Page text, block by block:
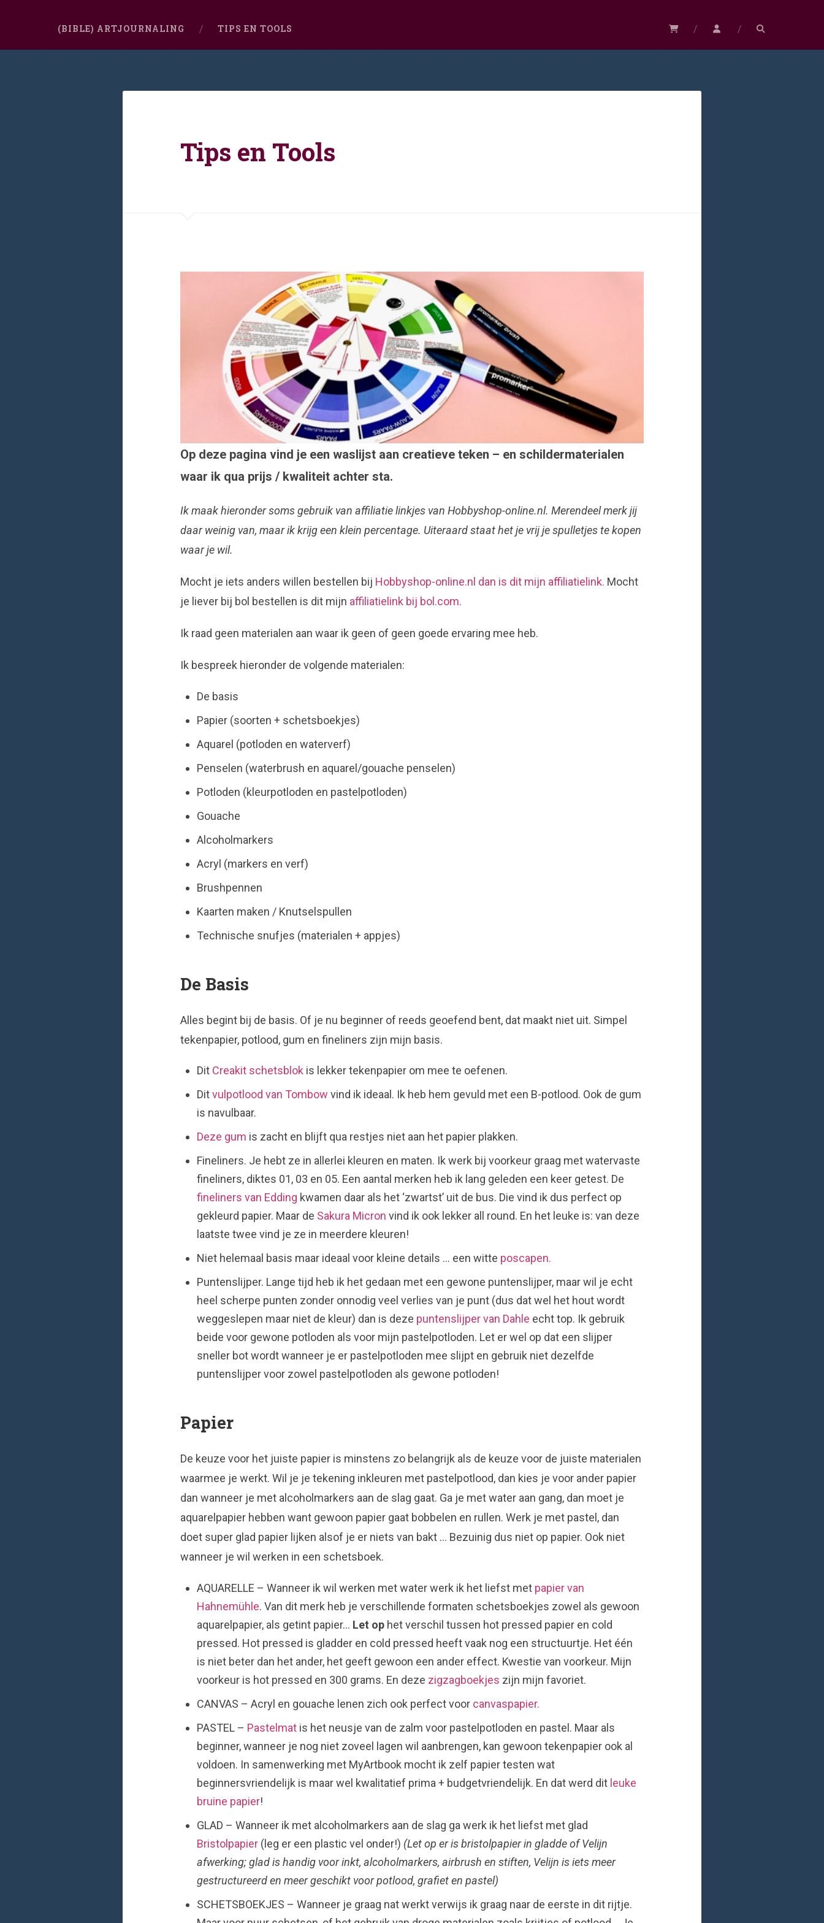
(BIBLE) ARTJOURNALING TIPS EN TOOLS
Tips en Tools
Op deze pagina vind je een waslijst aan creatieve teken – en schildermaterialen
waar ik qua prijs / kwaliteit achter sta.
Ik maak hieronder soms gebruik van affiliatie linkjes van Hobbyshop-online.nl. Merendeel merk jij
daar weinig van, maar ik krijg een klein percentage. Uiteraard staat het je vrij je spulletjes te kopen
waar je wil.
Mocht je iets anders willen bestellen bij Hobbyshop-online.nl dan is dit mijn affiliatielink. Mocht
je liever bij bol bestellen is dit mijn affiliatielink bij bol.com.
Ik raad geen materialen aan waar ik geen of geen goede ervaring mee heb.
Ik bespreek hieronder de volgende materialen:
De basis
Papier (soorten + schetsboekjes)
Aquarel (potloden en waterverf)
Penselen (waterbrush en aquarel/gouache penselen)
Potloden (kleurpotloden en pastelpotloden)
Gouache
Alcoholmarkers
Acryl (markers en verf)
Brushpennen
Kaarten maken / Knutselspullen
Technische snufjes (materialen + appjes)
De Basis
Alles begint bij de basis. Of je nu beginner of reeds geoefend bent, dat maakt niet uit. Simpel
tekenpapier, potlood, gum en fineliners zijn mijn basis.
Dit Creakit schetsblok is lekker tekenpapier om mee te oefenen.
Ditvulpotlood van Tombowvind ik ideaal. Ik heb hem gevuld met een B-potlood. Ook de gum
is navulbaar.
Deze gum is zacht en blijft qua restjes niet aan het papier plakken.
Fineliners. Je hebt ze in allerlei kleuren en maten. Ik werk bij voorkeur graag met watervaste
fineliners, diktes 01, 03 en 05. Een aantal merken heb ik lang geleden een keer getest. De
fineliners van Edding kwamen daar als het ‘zwartst’ uit de bus. Die vind ik dus perfect op
gekleurd papier. Maar de Sakura Micronvind ik ook lekker all round. En het leuke is: van deze
laatste twee vind je ze in meerdere kleuren!
Niet helemaal basis maar ideaal voor kleine details … een witte poscapen.
Puntenslijper. Lange tijd heb ik het gedaan met een gewone puntenslijper, maar wil je echt
heel scherpe punten zonder onnodig veel verlies van je punt (dus dat wel het hout wordt
weggeslepen maar niet de kleur) dan is deze puntenslijper van Dahle echt top. Ik gebruik
beide voor gewone potloden als voor mijn pastelpotloden. Let er wel op dat een slijper
sneller bot wordt wanneer je er pastelpotloden mee slijpt en gebruik niet dezelfde
puntenslijper voor zowel pastelpotloden als gewone potloden!
Papier
De keuze voor het juiste papier is minstens zo belangrijk als de keuze voor de juiste materialen
waarmee je werkt. Wil je je tekening inkleuren met pastelpotlood, dan kies je voor ander papier
dan wanneer je met alcoholmarkers aan de slag gaat. Ga je met water aan gang, dan moet je
aquarelpapier hebben want gewoon papier gaat bobbelen en rullen. Werk je met pastel, dan
doet super glad papier lijken alsof je er niets van bakt … Bezuinig dus niet op papier. Ook niet
wanneer je wil werken in een schetsboek.
AQUARELLE – Wanneer ik wil werken met water werk ik het liefst met papier van
Hahnemühle. Van dit merk heb je verschillende formaten schetsboekjes zowel als gewoon
aquarelpapier, als getint papier… Let op het verschil tussen hot pressed papier en cold
pressed. Hot pressed is gladder en cold pressed heeft vaak nog een structuurtje. Het één
is niet beter dan het ander, het geeft gewoon een ander effect. Kwestie van voorkeur. Mijn
voorkeur is hot pressed en 300 grams. En deze zigzagboekjes zijn mijn favoriet.
CANVAS – Acryl en gouache lenen zich ook perfect voor canvaspapier.
PASTEL – Pastelmat is het neusje van de zalm voor pastelpotloden en pastel. Maar als
beginner, wanneer je nog niet zoveel lagen wil aanbrengen, kan gewoon tekenpapier ook al
voldoen. In samenwerking met MyArtbook mocht ik zelf papier testen wat
beginnersvriendelijk is maar wel kwalitatief prima + budgetvriendelijk. En dat werd dit leuke
bruine papier!
GLAD – Wanneer ik met alcoholmarkers aan de slag ga werk ik het liefst met glad
Bristolpapier (leg er een plastic vel onder!) (Let op er is bristolpapier in gladde of Velijn
afwerking; glad is handig voor inkt, alcoholmarkers, airbrush en stiften, Velijn is iets meer
gestructureerd en meer geschikt voor potlood, grafiet en pastel)
SCHETSBOEKJES – Wanneer je graag nat werkt verwijs ik graag naar de eerste in dit rijtje.